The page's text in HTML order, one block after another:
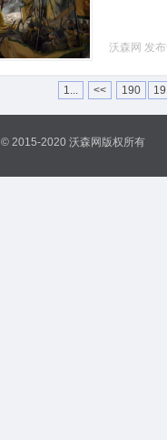
沃森网 发
1... << 190
© 2015-2020 沃森网版权所有